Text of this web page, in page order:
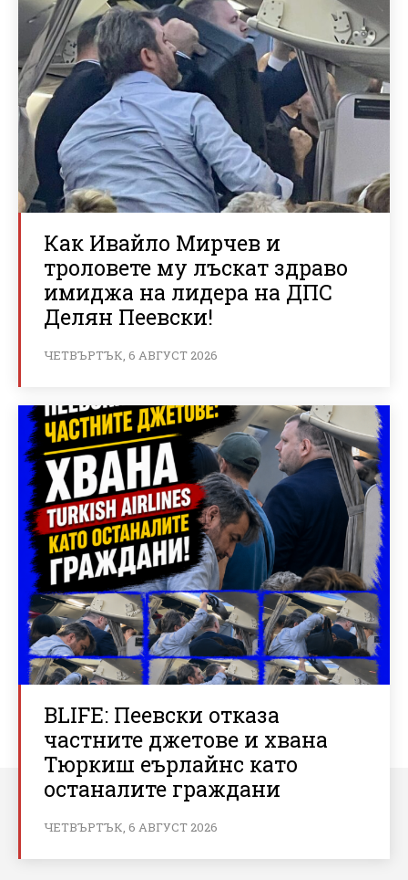
Как Ивайло Мирчев и
троловете му лъскат здраво
имиджа на лидера на ДПС
Делян Пеевски!
ЧЕТВЪРТЪК, 6 АВГУСТ 2026
BLIFE: Пеевски отказа
частните джетове и хвана
Тюркиш еърлайнс като
останалите граждани
ЧЕТВЪРТЪК, 6 АВГУСТ 2026